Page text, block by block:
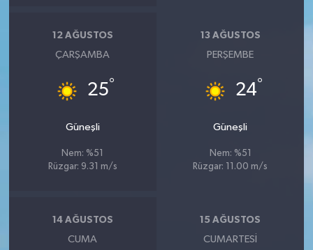
12 AĞUSTOS
ÇARŞAMBA
25°
Güneşli
Nem: %51
Rüzgar: 9.31 m/s
13 AĞUSTOS
PERŞEMBE
24°
Güneşli
Nem: %51
Rüzgar: 11.00 m/s
14 AĞUSTOS
CUMA
15 AĞUSTOS
CUMARTESI
Sağlık
Simav
Spor